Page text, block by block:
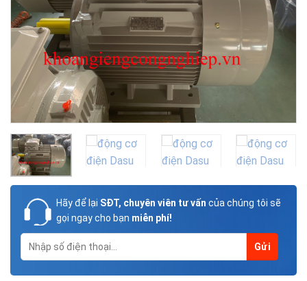
Hãy để lại SĐT, chuyên viên tư vấn của chúng tôi sẽ
gọi ngay cho bạn miễn phí!